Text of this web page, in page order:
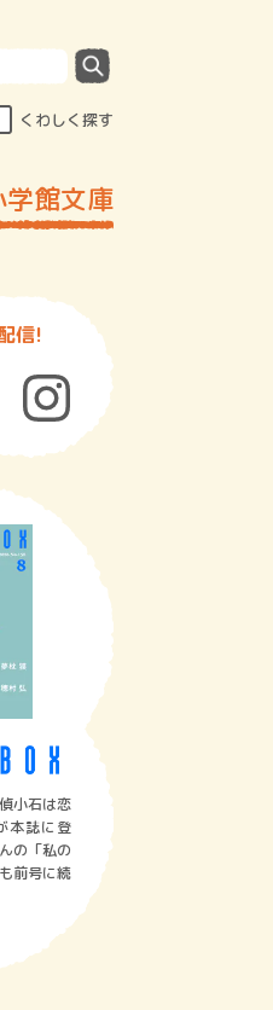
くわしく探す
学館文庫
信!
小石は恋
本誌に登
の「私の
前号に続